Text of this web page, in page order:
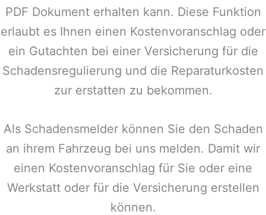
PDF Dokument erhalten kann. Diese Funktion
erlaubt es Ihnen einen Kostenvoranschlag oder
ein Gutachten bei einer Versicherung für die
Schadensregulierung und die Reparaturkosten
zur erstatten zu bekommen.
Als Schadensmelder können Sie den Schaden
an ihrem Fahrzeug bei uns melden. Damit wir
einen Kostenvoranschlag für Sie oder eine
Werkstatt oder für die Versicherung erstellen
können.